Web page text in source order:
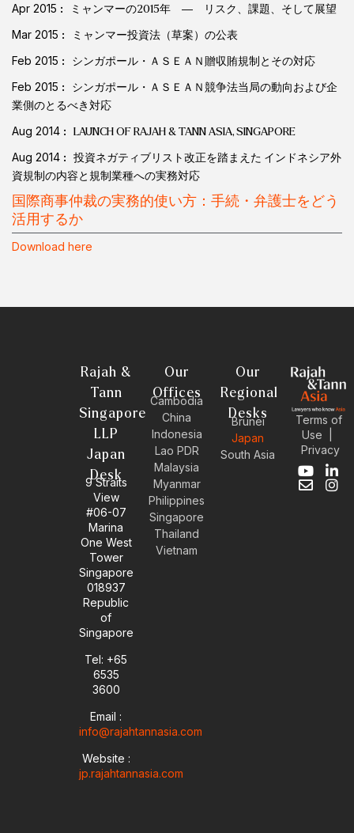
Apr 2015 ミャンマーの2015年 ― リスク、課題、そして展望
Mar 2015 ミャンマー投資法（草案）の公表
Feb 2015 シンガポール・ＡＳＥＡＮ贈収賄規制とその対応
Feb 2015
シンガポール・ＡＳＥＡＮ競争法当局の動向および企
業側のとるべき対応
Aug 2014 LAUNCH OF RAJAH & TANN ASIA, SINGAPORE
Aug 2014
投資ネガティブリスト改正を踏まえた インドネシア外
資規制の内容と規制業種への実務対応
国際商事仲裁の実務的使い方：手続・弁護士をどう
活用するか
Download here
Rajah &
Tann
Singapore
LLP
Japan
Desk
9 Straits
View
#06-07
Marina
One West
Tower
Singapore
018937
Republic
of
Singapore
Tel: +65
6535
3600
Email :
info@rajahtannasia.com
Website :
jp.rajahtannasia.com
Our
Offices
Cambodia
China
Indonesia
Lao PDR
Malaysia
Myanmar
Philippines
Singapore
Thailand
Vietnam
Our
Regional
Desks
Brunei
Japan
South Asia
Terms of
Use
Privacy
Y
o
L
i
E
n
I
n